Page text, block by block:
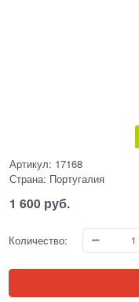
Артикул: 17168
Страна: Португалия
1 600 руб.
Количество: